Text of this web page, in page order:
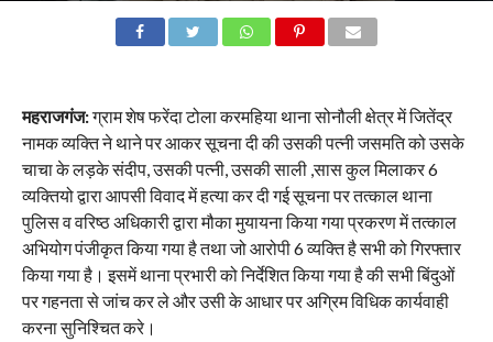
महराजगंज:ग्राम शेष फरेंदा टोला करमहिया थाना सोनौली क्षेत्र में जितेंद्र
नामक व्यक्ति ने थाने पर आकर सूचना दी की उसकी पत्नी जसमति को उसके
चाचा के लड़के संदीप, उसकी पत्नी, उसकी साली ,सास कुल मिलाकर 6
व्यक्तियो द्वारा आपसी विवाद में हत्या कर दी गई सूचना पर तत्काल थाना
पुलिस व वरिष्ठ अधिकारी द्वारा मौका मुयायना किया गया प्रकरण में तत्काल
अभियोग पंजीकृत किया गया है तथा जो आरोपी 6 व्यक्ति है सभी को गिरफ्तार
किया गया है। इसमें थाना प्रभारी को निर्देशित किया गया है की सभी बिंदुओं
पर गहनता से जांच कर ले और उसी के आधार पर अग्रिम विधिक कार्यवाही
करना सुनिश्चित करे।